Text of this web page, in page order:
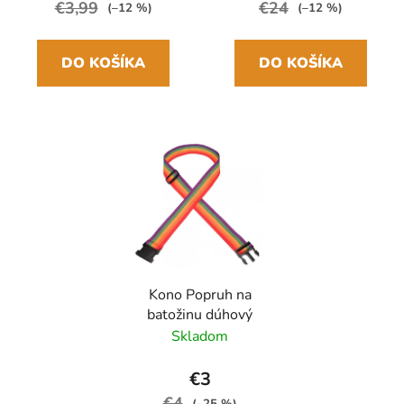
€3,99 (–12 %)
DO KOŠÍKA
€24 (–12 %)
DO KOŠÍKA
Kono Popruh na
batožinu dúhový
Skladom
€3